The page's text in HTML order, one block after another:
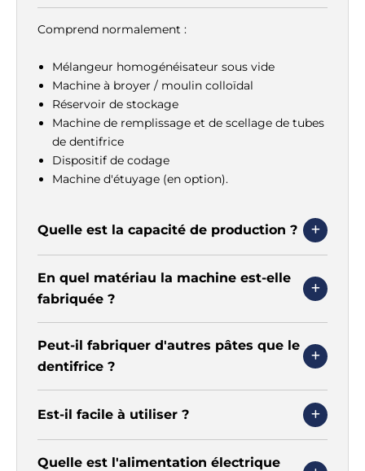
Comprend normalement :
Mélangeur homogénéisateur sous vide
Machine à broyer / moulin colloïdal
Réservoir de stockage
Machine de remplissage et de scellage de tubes
de dentifrice
Dispositif de codage
Machine d'étuyage (en option).
Quelle est la capacité de production ?
En quel matériau la machine est-elle
fabriquée ?
Peut-il fabriquer d'autres pâtes que le
dentifrice ?
Est-il facile à utiliser ?
Quelle est l'alimentation électrique